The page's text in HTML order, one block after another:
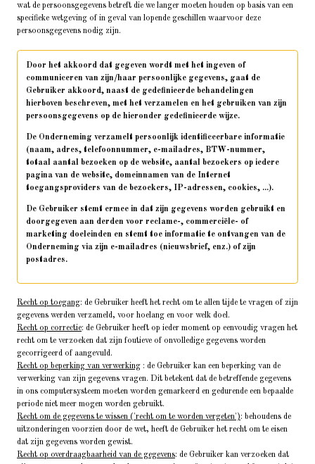
wat de persoonsgegevens betreft die we langer moeten houden op basis van een
specifieke wetgeving of in geval van lopende geschillen waarvoor deze
persoonsgegevens nodig zijn.
Door het akkoord dat gegeven wordt met het ingeven of
communiceren van zijn/haar persoonlijke gegevens, gaat de
Gebruiker akkoord, naast de gedefinieerde behandelingen
hierboven beschreven, met het verzamelen en het gebruiken van zijn
persoonsgegevens op de hieronder gedefinieerde wijze.
De Onderneming verzamelt persoonlijk identificeerbare informatie
(naam, adres, telefoonnummer, e-mailadres, BTW-nummer,
totaal aantal bezoeken op de website, aantal bezoekers op iedere
pagina van de website, domeinnamen van de Internet
toegangsproviders van de bezoekers, IP-adressen, cookies, ...).
De Gebruiker stemt ermee in dat zijn gegevens worden gebruikt en
doorgegeven aan derden voor reclame-, commerciële- of
marketing doeleinden en stemt toe informatie te ontvangen van de
Onderneming via zijn e-mailadres (nieuwsbrief, enz.) of zijn
postadres.
Recht op toegang: de Gebruiker heeft het recht om te allen tijde te vragen of zijn
gegevens werden verzameld, voor hoelang en voor welk doel.
Recht op correctie: de Gebruiker heeft op ieder moment op eenvoudig vragen het
recht om te verzoeken dat zijn foutieve of onvolledige gegevens worden
gecorrigeerd of aangevuld.
Recht op beperking van verwerking : de Gebruiker kan een beperking van de
verwerking van zijn gegevens vragen. Dit betekent dat de betreffende gegevens
in ons computersysteem moeten worden gemarkeerd en gedurende een bepaalde
periode niet meer mogen worden gebruikt.
Recht om de gegevens te wissen ('recht om te worden vergeten'): behoudens de
uitzonderingen voorzien door de wet, heeft de Gebruiker het recht om te eisen
dat zijn gegevens worden gewist.
Recht op overdraagbaarheid van de gegevens: de Gebruiker kan verzoeken dat